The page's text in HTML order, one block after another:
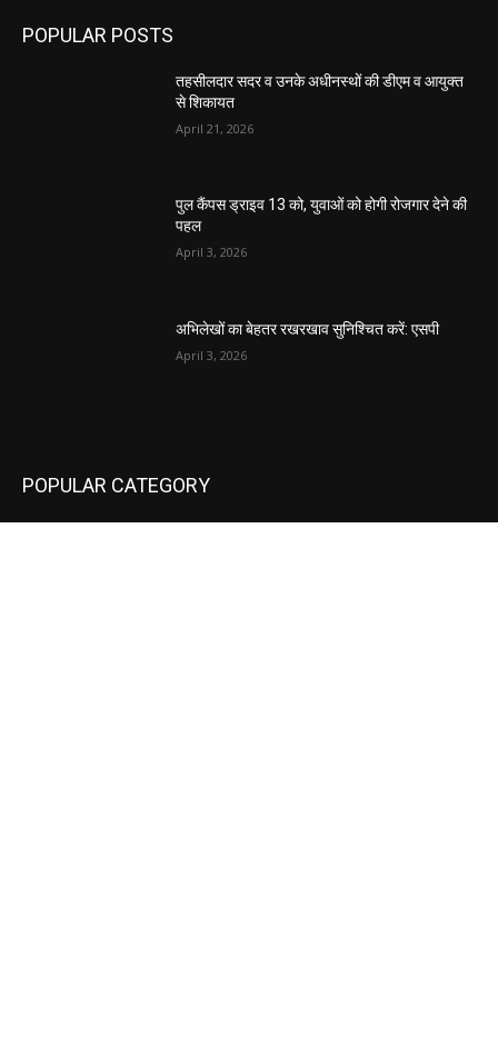
POPULAR POSTS
तहसीलदार सदर व उनके अधीनस्थों की डीएम व आयुक्त
से शिकायत
April 21, 2026
पुल कैंपस ड्राइव 13 को, युवाओं को होगी रोजगार देने की
पहल
April 3, 2026
अभिलेखों का बेहतर रखरखाव सुनिश्चित करें: एसपी
April 3, 2026
POPULAR CATEGORY